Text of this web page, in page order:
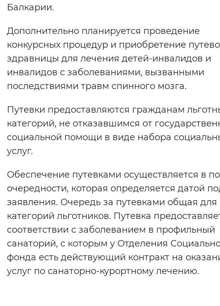
Звуковой ассистент
Воспроизвести Остановить
Балкарии.
Дополнительно планируется проведение
конкурсных процедур и приобретение
здравницы для лечения детей-инвалидов и
инвалидов с заболеваниями, вызванными
последствиями травм спинного мозга.
Путевки предоставляются гражданам
категорий, не отказавшимся от
социальной помощи в виде набора
услуг.
Обеспечение путевками осуществляется в
очередности, которая определяется датой
заявления. Очередь за путевками общая для
категорий льготников. Путевка
соответствии с заболеванием в профильный
санаторий, с которым у Отделения
фонда есть действующий контракт на
услуг по санаторно-курортному лечению.